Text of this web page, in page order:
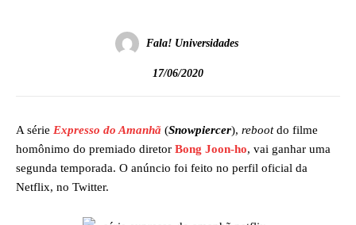
Fala! Universidades
17/06/2020
A série Expresso do Amanhã (Snowpiercer), rebootdo filme
homônimo do premiado diretor Bong Joon-ho, vai ganhar uma
segunda temporada. O anúncio foi feito no perfil oficial da
Netflix, no Twitter.